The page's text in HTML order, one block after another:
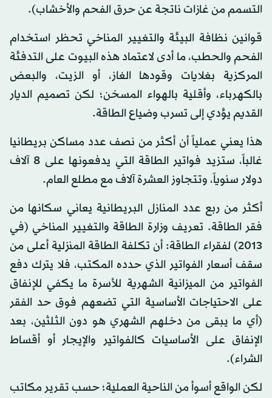
التسمم من غازات ناتجة عن حرق الفحم والأخشاب).
قوانين نظافة البيئة والتغيير المناخي تحظر استخدام
الفحم والحطب، ما أدى لاعتماد هذه البيوت على التدفئة
المركزية بغلايات وقودها الغاز، أو الزيت، والبعض
بالكهرباء، وأقلية بالهواء المسخن؛ لكن تصميم الديار
القديم يؤدي إلى تسرب وضياع الطاقة.
هذا يعني عملياً أن أكثر من نصف عدد مساكن بريطانيا
غالباً، ستزيد فواتير الطاقة التي يدفعونها على 8 آلاف
دولار سنوياً، وتتجاوز العشرة آلاف مع مطلع العام.
أكثر من ربع عدد المنازل البريطانية يعاني سكانها من
فقر الطاقة. تعريف وزارة الطاقة والتغيير المناخي (في
2013) لفقراء الطاقة: أن تكلفة الطاقة المنزلية أعلى من
سقف أسعار الفواتير الذي حدده المكتب، فلا يترك دفع
الفواتير من الميزانية الشهرية للأسرة ما يكفي للإنفاق
على الاحتياجات الأساسية التي تضعهم فوق حد الفقر
(أي ما يبقى من دخلهم الشهري هو دون الثلثين، بعد
الإنفاق على الأساسيات كالفواتير والإيجار أو أقساط
الشراء).
لكن الواقع أسوأ من الناحية العملية؛ حسب تقرير مكاتب